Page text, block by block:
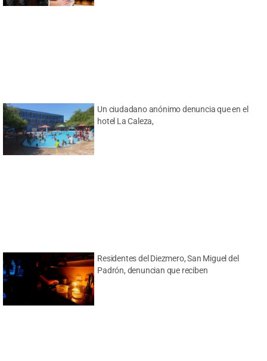
Un ciudadano anónimo denuncia que en el
hotel La Caleza,
Residentes del Diezmero, San Miguel del
Padrón, denuncian que reciben